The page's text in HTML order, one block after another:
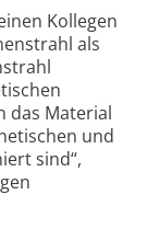
Kollegen
als
das Material
und
sind“,